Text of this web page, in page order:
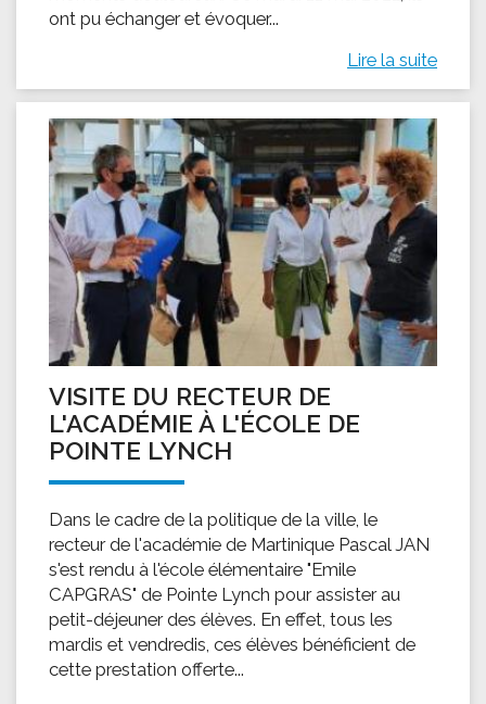
ont pu échanger et évoquer...
Lire la suite
VISITE DU RECTEUR DE
L'ACADÉMIE À L'ÉCOLE DE
POINTE LYNCH
Dans le cadre de la politique de la ville, le
recteur de l'académie de Martinique Pascal JAN
s'est rendu à l'école élémentaire "Emile
CAPGRAS" de Pointe Lynch pour assister au
petit-déjeuner des élèves. En effet, tous les
mardis et vendredis, ces élèves bénéficient de
cette prestation offerte...